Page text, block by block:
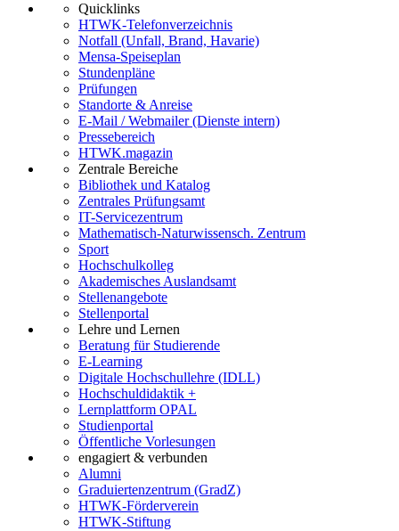
Quicklinks
HTWK-Telefonverzeichnis
Notfall (Unfall, Brand, Havarie)
Mensa-Speiseplan
Stundenpläne
Prüfungen
Standorte & Anreise
E-Mail / Webmailer (Dienste intern)
Pressebereich
HTWK.magazin
Zentrale Bereiche
Bibliothek und Katalog
Zentrales Prüfungsamt
IT-Servicezentrum
Mathematisch-Naturwissensch. Zentrum
Sport
Hochschulkolleg
Akademisches Auslandsamt
Stellenangebote
Stellenportal
Lehre und Lernen
Beratung für Studierende
E-Learning
Digitale Hochschullehre (IDLL)
Hochschuldidaktik +
Lernplattform OPAL
Studienportal
Öffentliche Vorlesungen
engagiert & verbunden
Alumni
Graduiertenzentrum (GradZ)
HTWK-Förderverein
HTWK-Stiftung